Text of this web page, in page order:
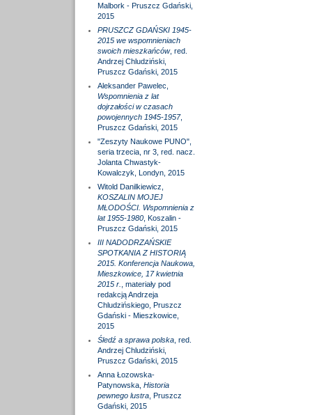
Malbork - Pruszcz Gdański,
2015
PRUSZCZ GDAŃSKI 1945-
2015 we wspomnieniach
swoich mieszkańców, red.
Andrzej Chludziński,
Pruszcz Gdański, 2015
Aleksander Pawelec,
Wspomnienia z lat
dojrzałości w czasach
powojennych 1945-1957,
Pruszcz Gdański, 2015
"Zeszyty Naukowe PUNO",
seria trzecia, nr 3, red. nacz.
Jolanta Chwastyk-
Kowalczyk, Londyn, 2015
Witold Danilkiewicz,
KOSZALIN MOJEJ
MŁODOŚCI. Wspomnienia z
lat 1955-1980, Koszalin -
Pruszcz Gdański, 2015
III NADODRZAŃSKIE
SPOTKANIA Z HISTORIĄ
2015. Konferencja Naukowa,
Mieszkowice, 17 kwietnia
2015 r.
, materiały pod
redakcją Andrzeja
Chludzińskiego, Pruszcz
Gdański - Mieszkowice,
2015
Śledź a sprawa polska, red.
Andrzej Chludziński,
Pruszcz Gdański, 2015
Anna Łozowska-
Patynowska, Historia
pewnego lustra, Pruszcz
Gdański, 2015